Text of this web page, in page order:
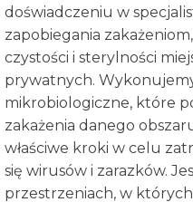
doświadczeniu w
zapobiegania
czystości i sterylności
prywatnych.
mikrobiologiczne, które
zakażenia danego
właściwe kroki w celu
się wirusów i zarazków.
przestrzeniach, w